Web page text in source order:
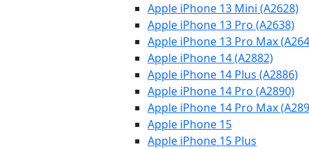
Apple iPhone 13 Mini (A2628)
Apple iPhone 13 Pro (A2638)
Apple iPhone 13 Pro Max
Apple iPhone 14 (A2882)
Apple iPhone 14 Plus (A2886)
Apple iPhone 14 Pro (A2890)
Apple iPhone 14 Pro Max
Apple iPhone 15
Apple iPhone 15 Plus